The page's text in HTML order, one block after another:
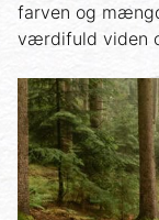
farven og
værdifuld viden